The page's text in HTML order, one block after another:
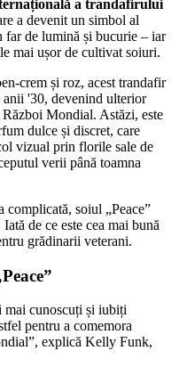
a trandafirului
a devenit un simbol al
far de lumină și bucurie – iar
mai ușor de cultivat soiuri.
crem și roz, acest trandafir
'30, devenind ulterior
Mondial. Astăzi, este
dulce și discret, care
vizual prin florile sale de
verii până toamna
soiul „Peace”
de ce este cea mai bună
grădinarii veterani.
mai cunoscuți și iubiți
pentru a comemora
explică Kelly Funk,